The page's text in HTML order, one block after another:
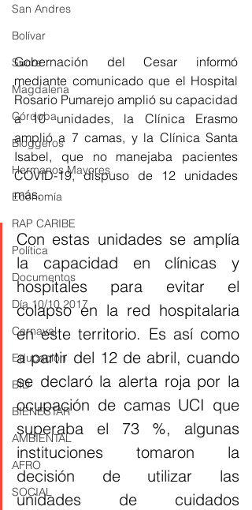
San Andres
Bolívar
Sucre
Magdalena
Córdoba
Bloggeros
Hermanos Mayores
Economía
RAP CARIBE
Política
Documentos
Día 10/10 2017
Carnaval
Educación
BID
BIENESTAR
AMBIENTAL
AFRO
SOCIAL
Gobernación del Cesar informó
mediante comunicado que el Hospital
Rosario Pumarejo amplió su capacidad
a 10 unidades, la Clínica Erasmo
amplió a 7 camas, y la Clínica Santa
Isabel, que no manejaba pacientes
COVID-19, dispuso de 12 unidades
más.
Con estas unidades se amplía
la capacidad en clínicas y
hospitales para evitar el
colapso en la red hospitalaria
en este territorio. Es así como
a partir del 12 de abril, cuando
se declaró la alerta roja por la
ocupación de camas UCI que
superaba el 73 %, algunas
instituciones tomaron la
decisión de utilizar las
unidades de cuidados